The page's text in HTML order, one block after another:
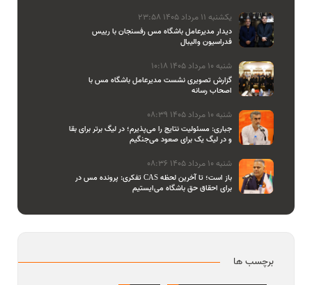
یکشنبه 11 مرداد 1405 23:58
دیدار مدیرعامل باشگاه مس رفسنجان با رییس
فدراسیون والیبال
شنبه 10 مرداد 1405 10:18
گزارش تصویری نشست مدیرعامل باشگاه مس با
اصحاب رسانه
شنبه 10 مرداد 1405 08:39
جباری: مسئولیت نتایج را می‌پذیرم؛ در لیگ برتر برای بقا
و در لیگ یک برای صعود می‌جنگیم
شنبه 10 مرداد 1405 08:36
تفکری: پرونده مس در CAS باز است؛ تا آخرین لحظه
برای احقاق حق باشگاه می‌ایستیم
برچسب ها